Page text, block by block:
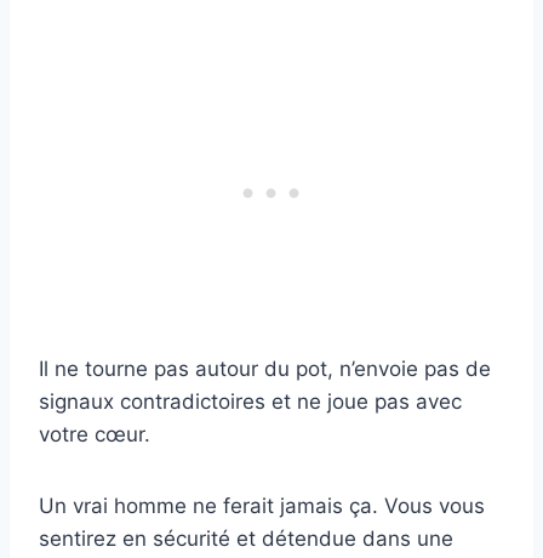
Il ne tourne pas autour du pot, n’envoie pas de
signaux contradictoires et ne joue pas avec
votre cœur.
Un vrai homme ne ferait jamais ça. Vous vous
sentirez en sécurité et détendue dans une